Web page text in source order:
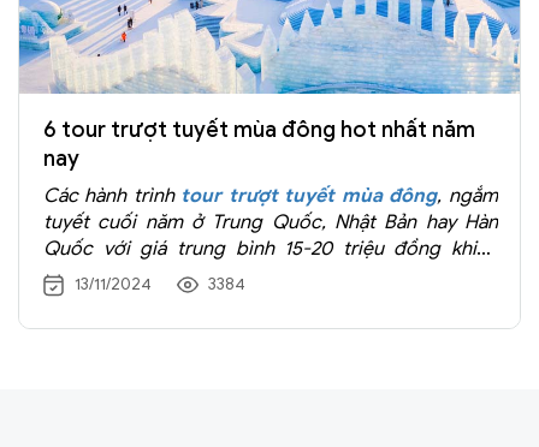
6 tour trượt tuyết mùa đông hot nhất năm
nay
Các hành trình tour trượt tuyết mùa đông, ngắm
tuyết cuối năm ở Trung Quốc, Nhật Bản hay Hàn
Quốc với giá trung bình 15-20 triệu đồng khiến
nhiều khách Việt quan tâm
13/11/2024 3384